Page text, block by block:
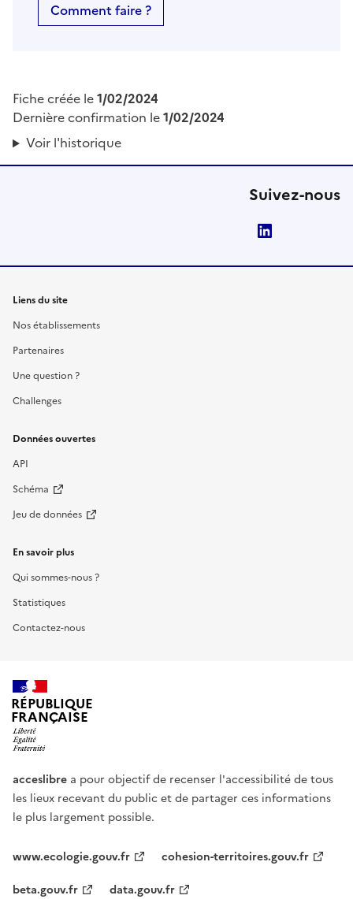
Comment faire ?
Fiche créée le1/02/2024
Dernière confirmation le1/02/2024
Voir l'historique
Suivez-nous
Liens du site
Nos établissements
Partenaires
Une question ?
Challenges
Données ouvertes
API
Schéma
Jeu de données
En savoir plus
Qui sommes-nous ?
Statistiques
Contactez-nous
RÉPUBLIQUE
FRANÇAISE
acceslibre a pour objectif de recenser l'accessibilité de tous
les lieux recevant du public et de partager ces informations
le plus largement possible.
www.ecologie.gouv.fr
cohesion-territoires.gouv.fr
beta.gouv.fr
data.gouv.fr